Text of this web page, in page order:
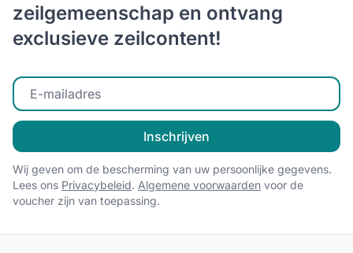
zeilgemeenschap en ontvang
exclusieve zeilcontent!
Voer uw e-mailadres in
Inschrijven
Wij geven om de bescherming van uw persoonlijke gegevens.
Lees ons Privacybeleid. Algemene voorwaarden voor de
voucher zijn van toepassing.